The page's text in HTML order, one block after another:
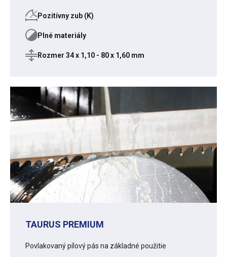
Pozitívny zub (K)
Plné materiály
Rozmer 34 x 1,10 - 80 x 1,60 mm
TAURUS PREMIUM
Povlakovaný pílový pás na základné použitie